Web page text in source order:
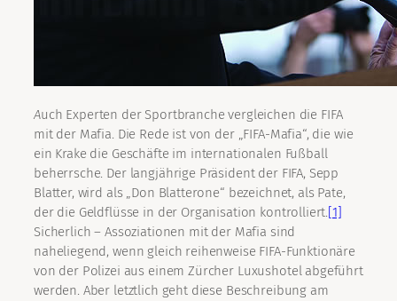
Auch Experten der Sportbranche vergleichen die FIFA
mit der Mafia. Die Rede ist von der „FIFA-Mafia“, die wie
ein Krake die Geschäfte im internationalen Fußball
beherrsche. Der langjährige Präsident der FIFA, Sepp
Blatter, wird als „Don Blatterone“ bezeichnet, als Pate,
der die Geldflüsse in der Organisation kontrolliert.[1]
Sicherlich – Assoziationen mit der Mafia sind
naheliegend, wenn gleich reihenweise FIFA-Funktionäre
von der Polizei aus einem Zürcher Luxushotel abgeführt
werden. Aber letztlich geht diese Beschreibung am